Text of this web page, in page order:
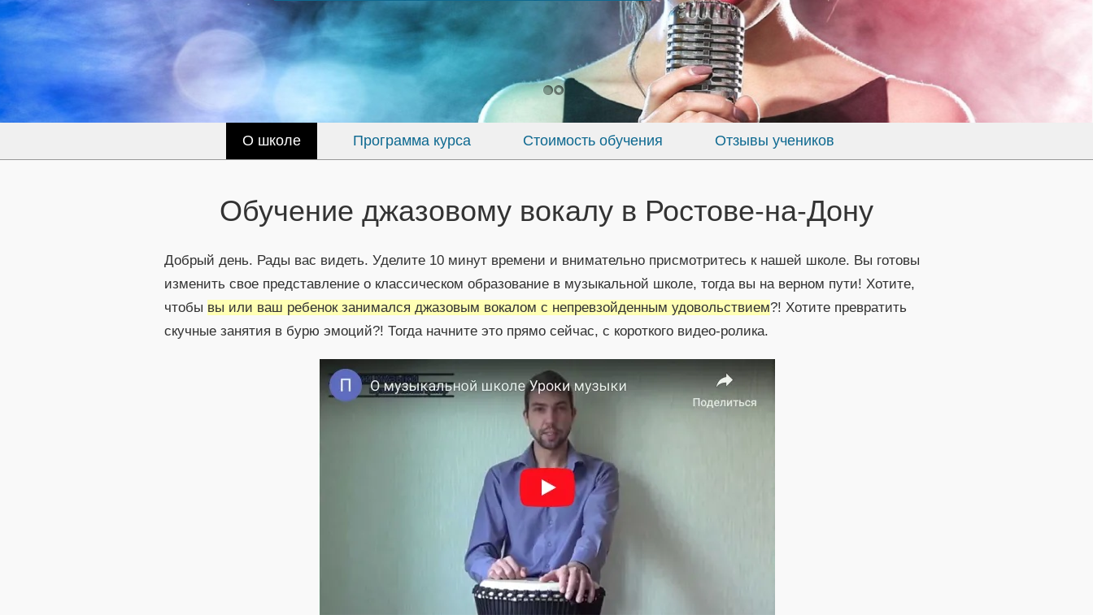
О школе Программа курса Стоимость обучения Отзывы учеников
Обучение джазовому вокалу в Ростове-на-Дону
Добрый день. Рады вас видеть. Уделите 10 минут времени и внимательно присмотритесь к нашей школе. Вы готовы
изменить свое представление о классическом образование в музыкальной школе, тогда вы на верном пути! Хотите,
чтобы вы или ваш ребенок занимался джазовым вокалом с непревзойденным удовольствием?! Хотите превратить
скучные занятия в бурю эмоций?! Тогда начните это прямо сейчас, с короткого видео-ролика.